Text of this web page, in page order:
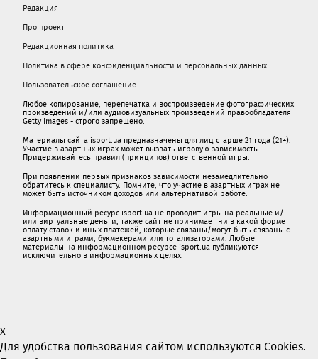
Редакция
Про проект
Редакционная политика
Политика в сфере конфиденциальности и персональных данных
Пользовательское соглашение
Любое копирование, перепечатка и воспроизведение фотографических
произведений и/или аудиовизуальных произведений правообладателя
Getty Images - строго запрещено.
Материалы сайта isport.ua предназначены для лиц старше 21 года (21+).
Участие в азартных играх может вызвать игровую зависимость.
Придерживайтесь правил (принципов) ответственной игры.
При появлении первых признаков зависимости незамедлительно
обратитесь к специалисту. Помните, что участие в азартных играх не
может быть источником доходов или альтернативой работе.
Информационный ресурс isport.ua не проводит игры на реальные и/
или виртуальные деньги, также сайт не принимает ни в какой форме
oплaту ставок и иных платежей, которые связаны/могут быть связаны c
азартными игрaми, букмекерами или тотализаторами. Любые
материалы на информационном ресурсе isport.ua публикуютcя
исключительно в информационных целях.
x
Для удобства пользования сайтом используются Cookies.